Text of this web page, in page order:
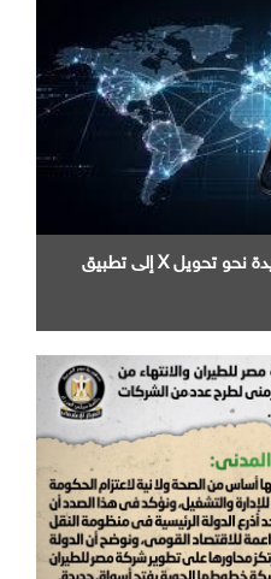
إطلاق " XChat " في خطوة جديدة نحو تحويل X إلى تطبيق